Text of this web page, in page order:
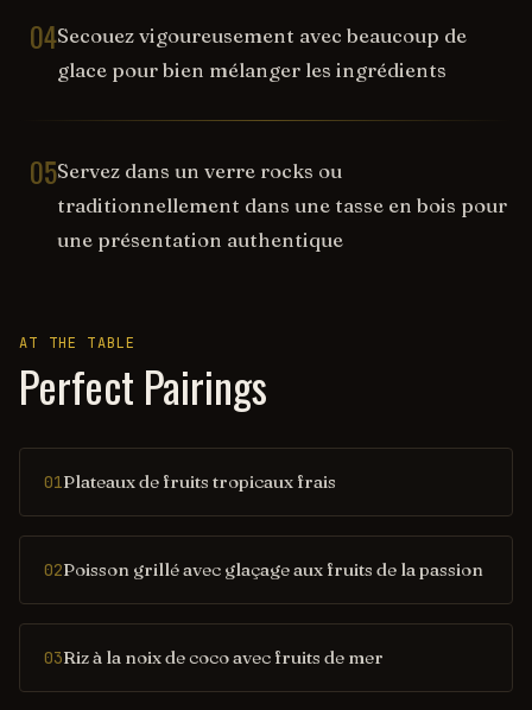
04Secouez vigoureusement avec beaucoup de
glace pour bien mélanger les ingrédients
05Servez dans un verre rocks ou
traditionnellement dans une tasse en bois pour
une présentation authentique
AT THE TABLE
Perfect Pairings
01Plateaux de fruits tropicaux frais
02Poisson grillé avec glaçage aux fruits de la passion
03Riz à la noix de coco avec fruits de mer